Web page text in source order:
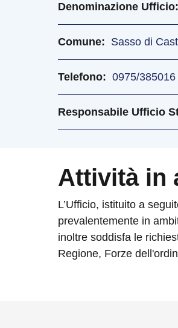
Denominazione Ufficio
Comune Sasso di
Telefono 0975/385016
Responsabile Ufficio
Attività in
L’Ufficio, istituito a
prevalentemente in
inoltre soddisfa le
Regione, Forze